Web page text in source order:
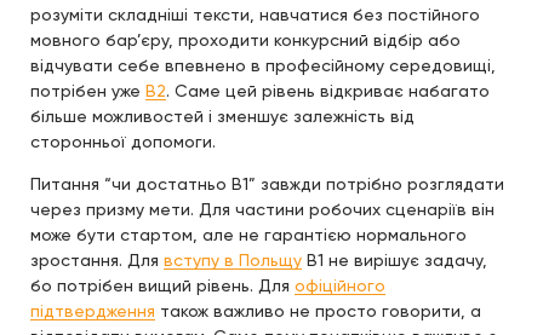
розуміти складніші тексти, навчатися без постійного
мовного бар’єру, проходити конкурсний відбір або
відчувати себе впевнено в професійному середовищі,
потрібен уже B2. Саме цей рівень відкриває набагато
більше можливостей і зменшує залежність від
сторонньої допомоги.
Питання “чи достатньо B1” завжди потрібно розглядати
через призму мети. Для частини робочих сценаріїв він
може бути стартом, але не гарантією нормального
зростання. Для вступу в Польщу B1 не вирішує задачу,
бо потрібен вищий рівень. Для офіційного
підтвердження також важливо не просто говорити, а